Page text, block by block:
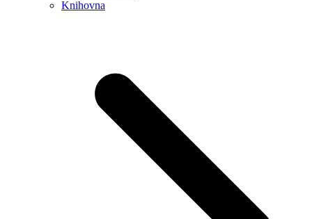
Knihovna